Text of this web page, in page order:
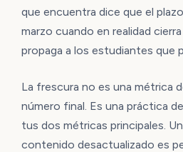
que encuentra dice que el
marzo cuando en realidad
propaga a los estudiantes que
La frescura no es una métrica
número final. Es una práctica
tus dos métricas principales.
contenido desactualizado es